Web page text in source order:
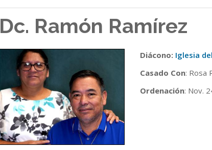
Dc. Ramón Ramírez
Diácono: Iglesia
Casado Con: Rosa
Ordenación: Nov.